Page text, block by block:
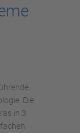
Die
in 3